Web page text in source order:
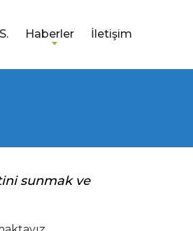
Haberler İletişim
sunmak ve